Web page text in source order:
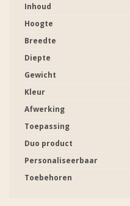
Inhoud
Hoogte
Breedte
Diepte
Gewicht
Kleur
Afwerking
Toepassing
Duo product
Personaliseerbaar
Toebehoren